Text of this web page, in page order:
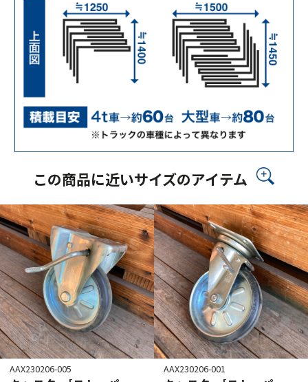
この商品に近いサイズのアイテム
AAX230206-005 AAX230206-001